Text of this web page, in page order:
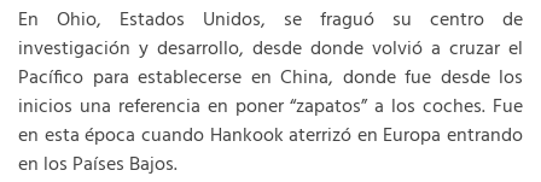
En Ohio, Estados Unidos, se fraguó su centro de
investigación y desarrollo, desde donde volvió a cruzar el
Pacífico para establecerse en China, donde fue desde los
inicios una referencia en poner “zapatos” a los coches. Fue
en esta época cuando Hankook aterrizó en Europa entrando
en los Países Bajos.